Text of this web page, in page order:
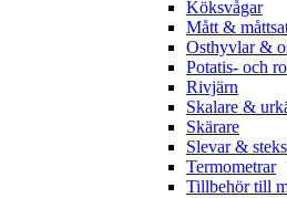
Köksvågar
Mått &
Osthyvlar &
Potatis- och
Rivjärn
Skalare &
Skärare
Slevar &
Termometrar
Tillbehör till